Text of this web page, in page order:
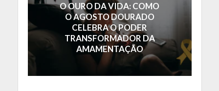
O OURO DA VIDA: COMO
O AGOSTO DOURADO
CELEBRA O PODER
TRANSFORMADOR DA
AMAMENTAÇÃO